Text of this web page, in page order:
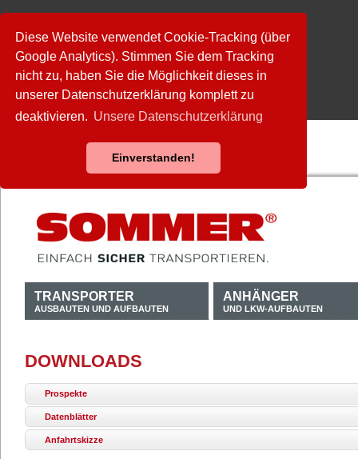
Diese Website verwendet Cookie-Tracking (über
Google Analytics). Stimmen Sie dem Tracking
nicht zu, haben Sie die Möglichkeit dieses in
unserer Datenschutzerklärung komplett zu
deaktivieren. Unsere Datenschutzerklärung
Einverstanden!
TRANSPORTER
AUSBAUTEN UND AUFBAUTEN
ANHÄNGER
UND LKW-AUFBAUTEN
DOWNLOADS
Prospekte
Datenblätter
Anfahrtskizze